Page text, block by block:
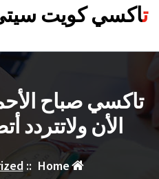
تاكسي كويت سيتي
تاكسي صباح
الأن ولاتتردد
Home
::